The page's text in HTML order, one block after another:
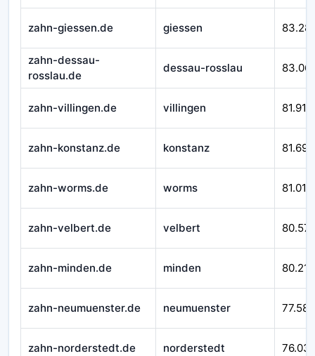
zahn-giessen.de giessen
zahn-dessau-
rosslau.de
dessau-rosslau 83.061
zahn-villingen.de villingen 81.916
zahn-konstanz.de konstanz 81.692
zahn-worms.de worms 81.010
zahn-velbert.de velbert
zahn-minden.de minden 80.212
zahn-neumuenster.de neumuenster 77.588
zahn-norderstedt.de norderstedt